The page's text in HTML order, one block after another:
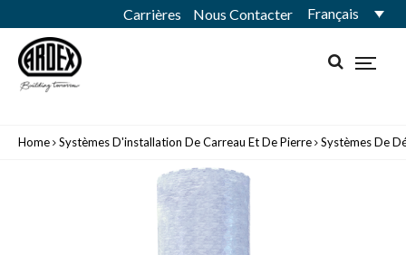
Carrières Nous Contacter Français
Home Systèmes D'installation De Carreau Et De Pierre Systèmes De